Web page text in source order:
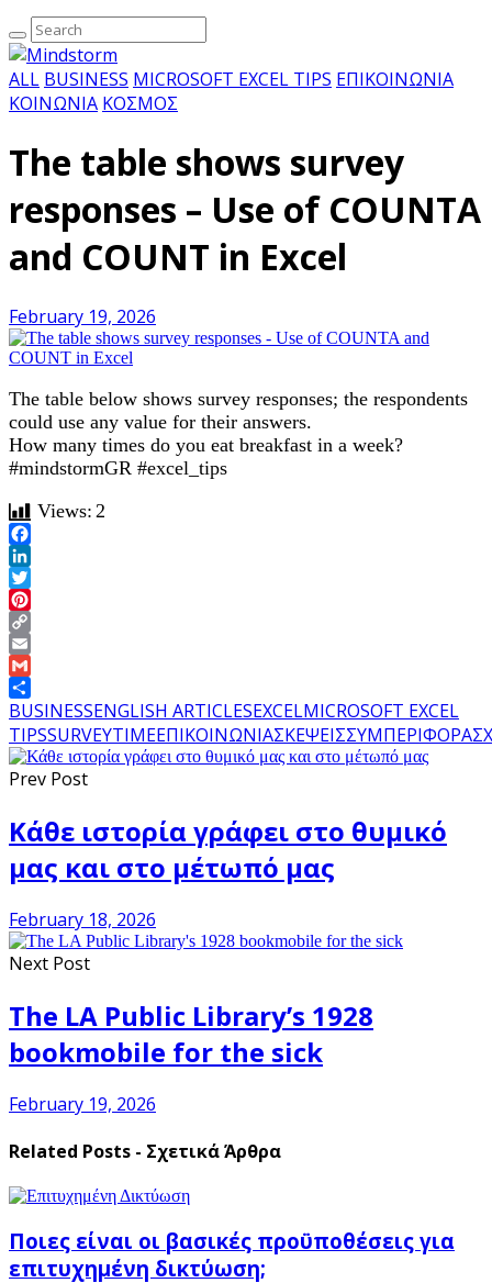
ALL BUSINESS MICROSOFT EXCEL TIPS ΕΠΙΚΟΙΝΩΝΙΑ
ΚΟΙΝΩΝΙΑ ΚΟΣΜΟΣ
The table shows survey
responses – Use of COUNTA
and COUNT in Excel
February 19, 2026
The table below shows survey responses; the respondents
could use any value for their answers.
How many times do you eat breakfast in a week?
#mindstormGR #excel_tips
Views: 2
Facebook
LinkedIn
Twitter
Pinterest
Copy
Link
Email
Gmail
Share
BUSINESSENGLISH ARTICLESEXCELMICROSOFT EXCEL
TIPSSURVEYTIMEΕΠΙΚΟΙΝΩΝΙΑΣΚΕΨΕΙΣΣΥΜΠΕΡΙΦΟΡΑ
Prev Post
Κάθε ιστορία γράφει στο θυμικό
μας και στο μέτωπό μας
February 18, 2026
Next Post
The LA Public Library’s 1928
bookmobile for the sick
February 19, 2026
Related Posts - Σχετικά Άρθρα
Ποιες είναι οι βασικές προϋποθέσεις για
επιτυχημένη δικτύωση;